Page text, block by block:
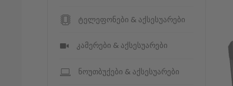
ტელეფონები & აქსესუარები
კამერები & აქსესუარები
ნოუთბუქები & აქსესუარები